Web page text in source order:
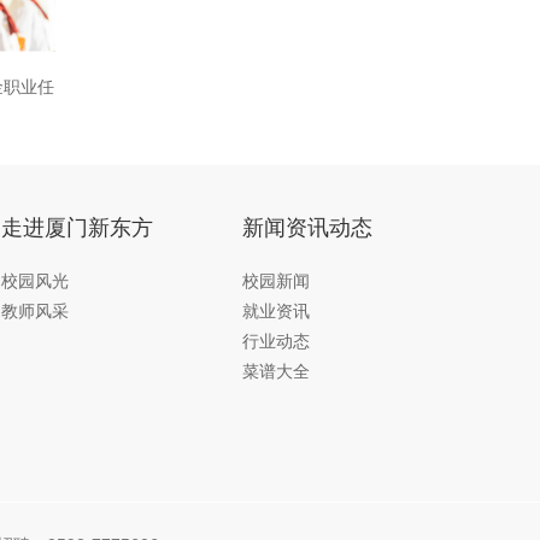
职业任
走进厦门新东方
校园风光
教师风采
新闻资讯动态
校园新闻
就业资讯
行业动态
菜谱大全